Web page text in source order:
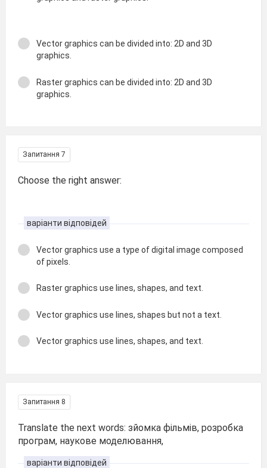
Vector graphics can be divided into: 2D and 3D
graphics.
Raster graphics can be divided into: 2D and 3D
graphics.
Запитання 7
Choose the right answer:
варіанти відповідей
Vector graphics use a type of digital image composed
of pixels.
Raster graphics use lines, shapes, and text.
Vector graphics use lines, shapes but not a text.
Vector graphics use lines, shapes, and text.
Запитання 8
Translate the next words: зйомка фільмів, розробка
програм, наукове моделювання,
варіанти відповідей